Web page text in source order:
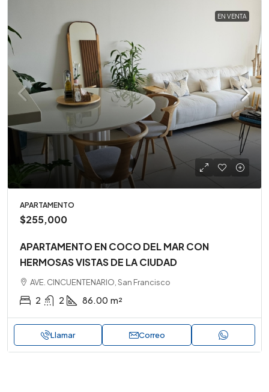
EN VENTA
APARTAMENTO
$255,000
APARTAMENTO EN COCO DEL MAR CON
HERMOSAS VISTAS DE LA CIUDAD
AVE. CINCUENTENARIO, San Francisco
2 2 86.00 m²
Llamar Correo